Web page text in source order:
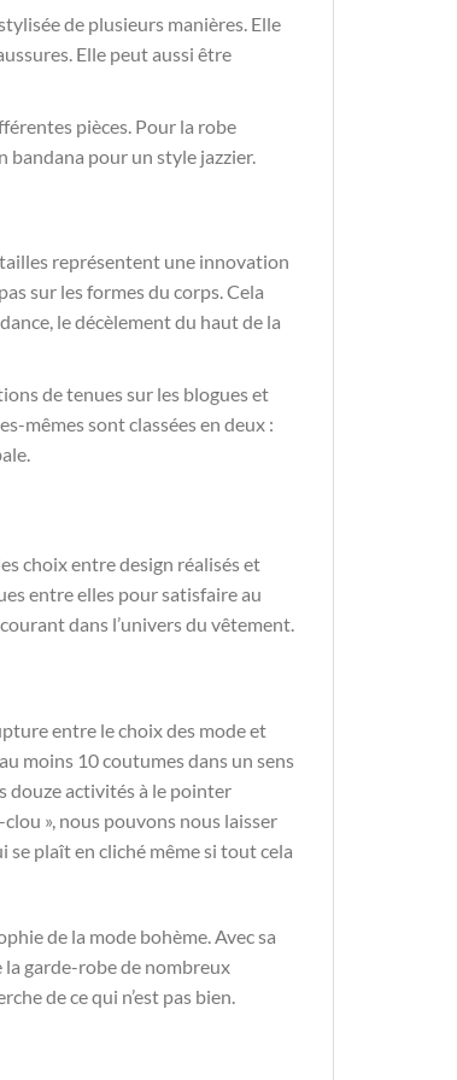
de plusieurs manières. Elle
Elle peut aussi être
pièces. Pour la robe
pour un style jazzier.
représentent une innovation
sur les formes du corps. Cela
le décèlement du haut de la
de tenues sur les blogues et
mêmes sont classées en deux :
choix entre design réalisés et
entre elles pour satisfaire au
dans l’univers du vêtement.
entre le choix des mode et
moins 10 coutumes dans un sens
douze activités à le pointer
», nous pouvons nous laisser
plaît en cliché même si tout cela
de la mode bohème. Avec sa
la garde-robe de nombreux
de ce qui n’est pas bien.